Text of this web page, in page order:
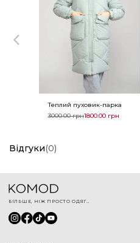
Теплий пуховик-парка
3000.00грн1800.00 грн
Відгуки(0)
БІЛЬШЕ, НІЖ ПРОСТО ОДЯГ...